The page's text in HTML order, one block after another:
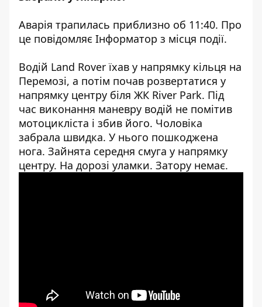
Аварія трапилась приблизно об 11:40. Про
це повідомляє Інформатор з місця події.
Водій Land Rover їхав у напрямку кільця на
Перемозі, а потім почав розвертатися у
напрямку центру біля ЖК River Park. Під
час виконання маневру водій не помітив
мотоцикліста і збив його. Чоловіка
забрала швидка. У нього пошкоджена
нога. Зайнята середня смуга у напрямку
центру. На дорозі уламки. Затору немає.